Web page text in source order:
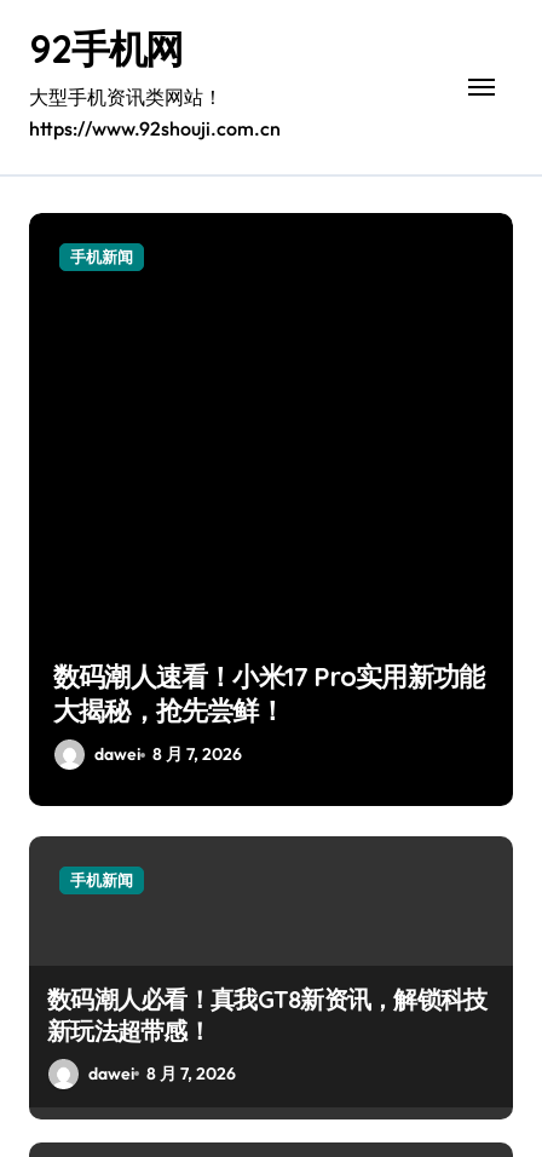
92手机网
大型手机资讯类网站！
https://www.92shouji.com.cn
手机新闻
数码潮人速看！小米17 Pro实用新功能
大揭秘，抢先尝鲜！
dawei 8 月 7, 2026
手机新闻
数码潮人必看！真我GT8新资讯，解锁科技
新玩法超带感！
dawei 8 月 7, 2026